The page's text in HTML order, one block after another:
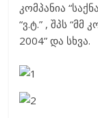
კომპანია
“ვ.ტ.” , შპს “მმ
2004” და სხვა.